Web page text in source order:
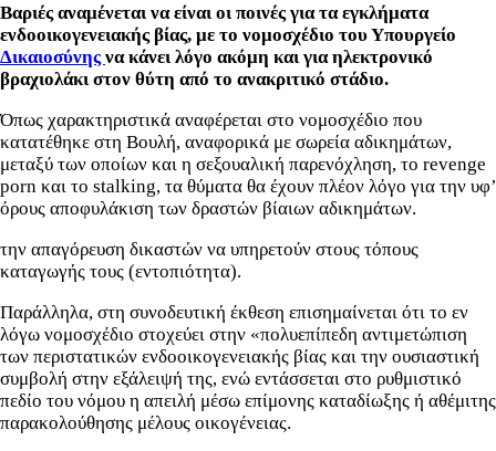
Βαριές αναμένεται να είναι οι ποινές για τα εγκλήματα
ενδοοικογενειακής βίας, με το νομοσχέδιο του Υπουργείο
Δικαιοσύνηςνα κάνει λόγο ακόμη καιγια ηλεκτρονικό
βραχιολάκι στον θύτη από το ανακριτικό στάδιο.
Όπως χαρακτηριστικά αναφέρεται στο νομοσχέδιο που
κατατέθηκε στη Βουλή, αναφορικά με σωρεία αδικημάτων,
μεταξύ των οποίων και η σεξουαλική παρενόχληση, το revenge
porn και το stalking, τα θύματα θα έχουν πλέον λόγο για την υφ’
όρους αποφυλάκιση των δραστών βίαιων αδικημάτων.
την απαγόρευση δικαστών να υπηρετούν στους τόπους
καταγωγής τους (εντοπιότητα).
Παράλληλα, στη συνοδευτική έκθεση επισημαίνεται ότι το εν
λόγω νομοσχέδιο στοχεύει στην «πολυεπίπεδη αντιμετώπιση
των περιστατικών ενδοοικογενειακής βίας και την ουσιαστική
συμβολή στην εξάλειψή της, ενώ εντάσσεται στο ρυθμιστικό
πεδίο του νόμου η απειλή μέσω επίμονης καταδίωξης ή αθέμιτης
παρακολούθησης μέλους οικογένειας.